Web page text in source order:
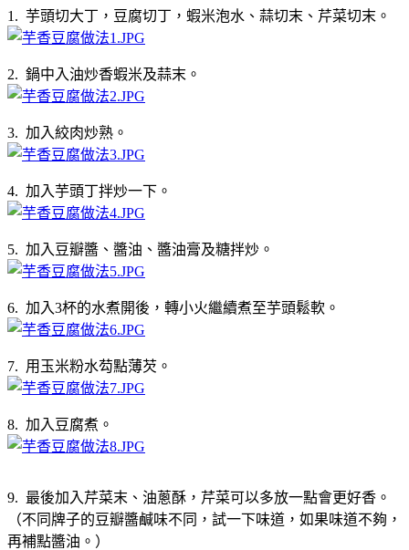
1. 芋頭切大丁，豆腐切丁，蝦米泡水、蒜切末、芹菜切末。
2. 鍋中入油炒香蝦米及蒜末。
3. 加入絞肉炒熟。
4. 加入芋頭丁拌炒一下。
5. 加入豆瓣醬、醬油、醬油膏及糖拌炒。
6. 加入3杯的水煮開後，轉小火繼續煮至芋頭鬆軟。
7. 用玉米粉水芶點薄芡。
8. 加入豆腐煮。
9. 最後加入芹菜末、油蔥酥，芹菜可以多放一點會更好香。
（不同牌子的豆瓣醬鹹味不同，試一下味道，如果味道不夠，
再補點醬油。）